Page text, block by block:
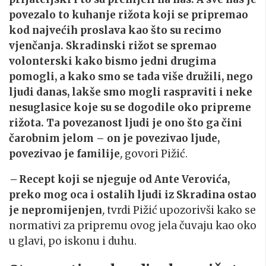
povezalo to kuhanje rižota koji se pripremao
kod najvećih proslava kao što su recimo
vjenčanja. Skradinski rižot se spremao
volonterski kako bismo jedni drugima
pomogli, a kako smo se tada više družili, nego
ljudi danas, lakše smo mogli raspraviti i neke
nesuglasice koje su se dogodile oko pripreme
rižota. Ta povezanost ljudi je ono što ga čini
čarobnim jelom – on je povezivao ljude,
povezivao je familije, govori Pižić.
–Recept koji se njeguje od Ante Verovića,
preko mog oca i ostalih ljudi iz Skradina ostao
je nepromijenjen,tvrdi Pižić upozorivši kako se
normativi za pripremu ovog jela čuvaju kao oko
u glavi, po iskonu i duhu.